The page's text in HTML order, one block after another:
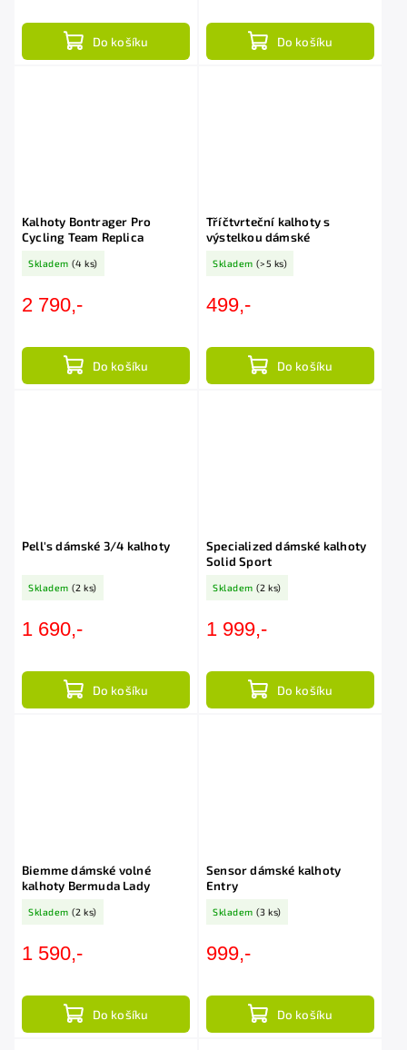
Do košíku Do košíku
Kalhoty Bontrager Pro
Cycling Team Replica
Skladem (4 ks)
2 790,-
Do košíku
Tříčtvrteční kalhoty s
výstelkou dámské
Skladem (>5 ks)
499,-
Do košíku
Pell's dámské 3/4 kalhoty
Skladem (2 ks)
1 690,-
Do košíku
Specialized dámské kalhoty
Solid Sport
Skladem (2 ks)
1 999,-
Do košíku
Biemme dámské volné
kalhoty Bermuda Lady
Skladem (2 ks)
1 590,-
Do košíku
Sensor dámské kalhoty
Entry
Skladem (3 ks)
999,-
Do košíku